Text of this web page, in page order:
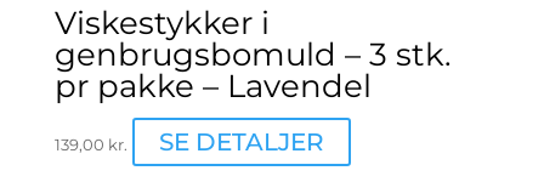
Viskestykker i
genbrugsbomuld – 3 stk.
pr pakke – Lavendel
139,00 kr. SE DETALJER